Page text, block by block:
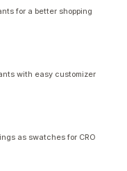
for a better shopping
with easy customizer
as swatches for CRO